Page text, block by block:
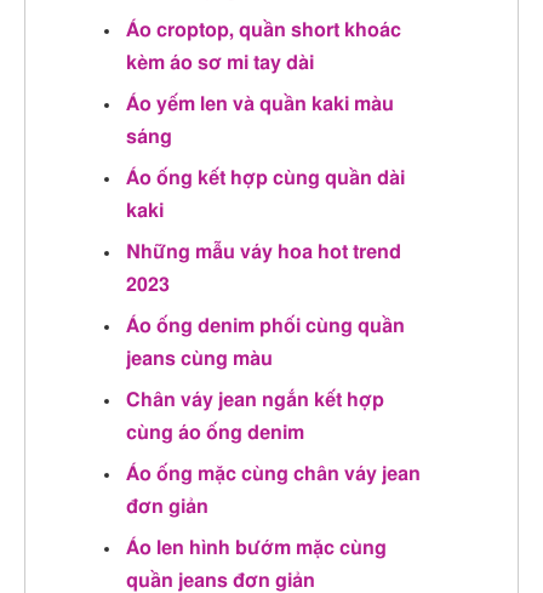
Áo croptop, quần short khoác
kèm áo sơ mi tay dài
Áo yếm len và quần kaki màu
sáng
Áo ống kết hợp cùng quần dài
kaki
Những mẫu váy hoa hot trend
2023
Áo ống denim phối cùng quần
jeans cùng màu
Chân váy jean ngắn kết hợp
cùng áo ống denim
Áo ống mặc cùng chân váy jean
đơn giản
Áo len hình bướm mặc cùng
quần jeans đơn giản